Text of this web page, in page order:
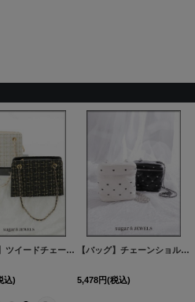
[B106IM-250906-1 ] [ B-105-
【バッグ】ツイードチェーンショルダーバッグ【Fサイズ/2カラー】【IM】[OF03]
込)
【バッグ】チェーンショルダーハートキルティングバニティバッグ【Fサイズ/2カラー】[OF03]
5,478円(税込)